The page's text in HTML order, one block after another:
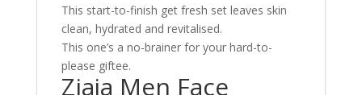
This start-to-finish get fresh set leaves skin
clean, hydrated and revitalised.
This one’s a no-brainer for your hard-to-
please giftee.
Ziaja Men Face